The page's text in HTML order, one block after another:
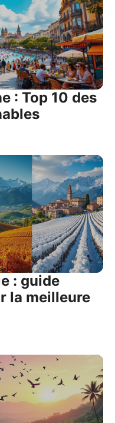
: Top 10 des
: guide
la meilleure